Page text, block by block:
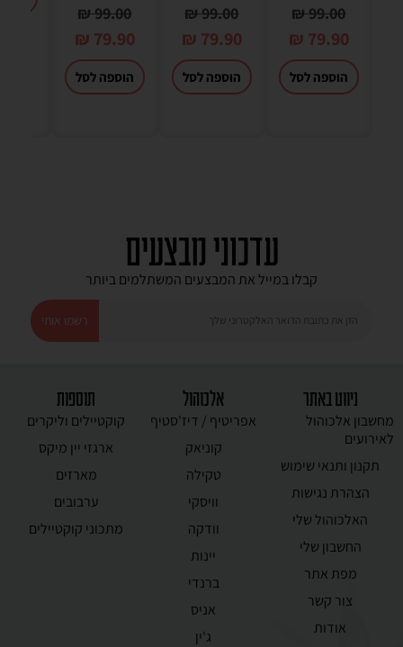
99.00
₪
79.90
₪
הוספה לסל
99.00
₪
79.90
₪
הוספה לסל
99.00
₪
79.90
₪
הוספה לסל
עדכוני מבצעים
קבלו במייל את המבצעים המשתלמים ביותר
רשמו אותי
אלכוהול
אפריטיף / דיז'סטיף
קוניאק
טקילה
וויסקי
וודקה
יינות
ברנדי
אניס
ג'ין
תוספות
קוקטיילים וליקרים
ארגזי יין מיקס
מארזים
ערבובים
מתכוני קוקטיילים
ניווט באתר
מחשבון אלכוהול
לאירועים
תקנון ותנאי שימוש
הצהרת נגישות
האלכוהול שלי
החשבון שלי
מפת אתר
צור קשר
אודות